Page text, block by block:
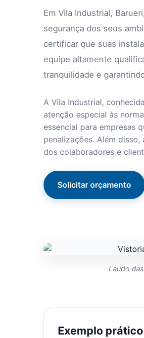
Em Vila Industrial,
segurança dos seus
certificar que suas
equipe altamente
tranquilidade e
A Vila Industrial,
atenção especial às
essencial para empresas
penalizações. Além
dos colaboradores e
Solicitar orçamento
Laudo
Exemplo